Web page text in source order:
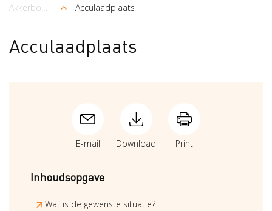
Kruimelpad
Akkerbouw en vollegrondsteelt Acculaadplaats
Acculaadplaats
E-mail Download Print
Inhoudsopgave
Wat is de gewenste situatie?